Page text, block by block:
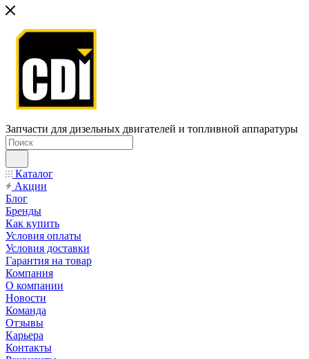
Запчасти для дизельных двигателей и топливной аппаратуры
Каталог
Акции
Блог
Бренды
Как купить
Условия оплаты
Условия доставки
Гарантия на товар
Компания
О компании
Новости
Команда
Отзывы
Карьера
Контакты